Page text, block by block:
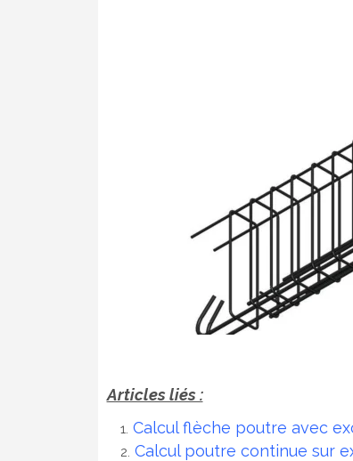
Articles liés :
Calcul flèche poutre avec
Calcul poutre continue sur